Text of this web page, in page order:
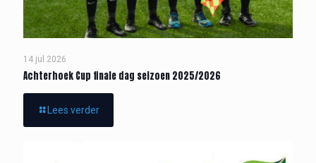
14 jul 2026
Achterhoek Cup finale dag seizoen 2025/2026
Lees verder